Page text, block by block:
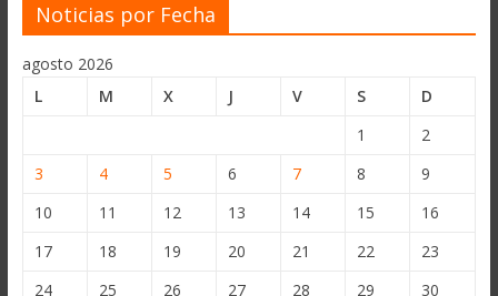
Noticias por Fecha
agosto 2026
L
M X J V S
D
1
2
3
4 5 6 7 8
9
10
11 12 13 14 15
16
17
18 19 20 21 22
23
24
25 26 27 28 29
30